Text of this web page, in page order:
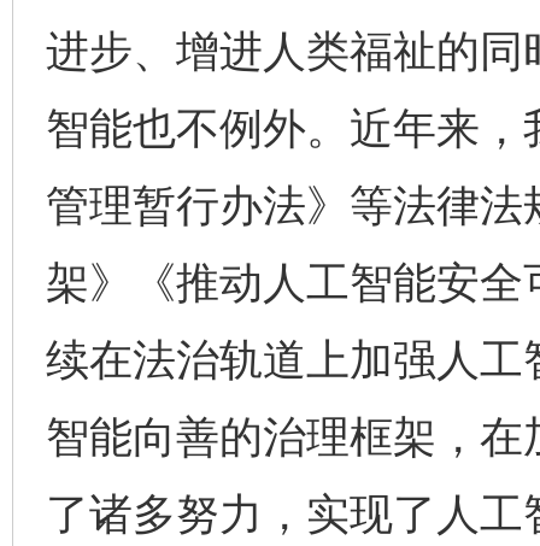
进步、增进人类福祉的
智能也不例外。近年来
管理暂行办法》等法律
架》《推动人工智能安
续在法治轨道上加强人
智能向善的治理框架，
了诸多努力，实现了人